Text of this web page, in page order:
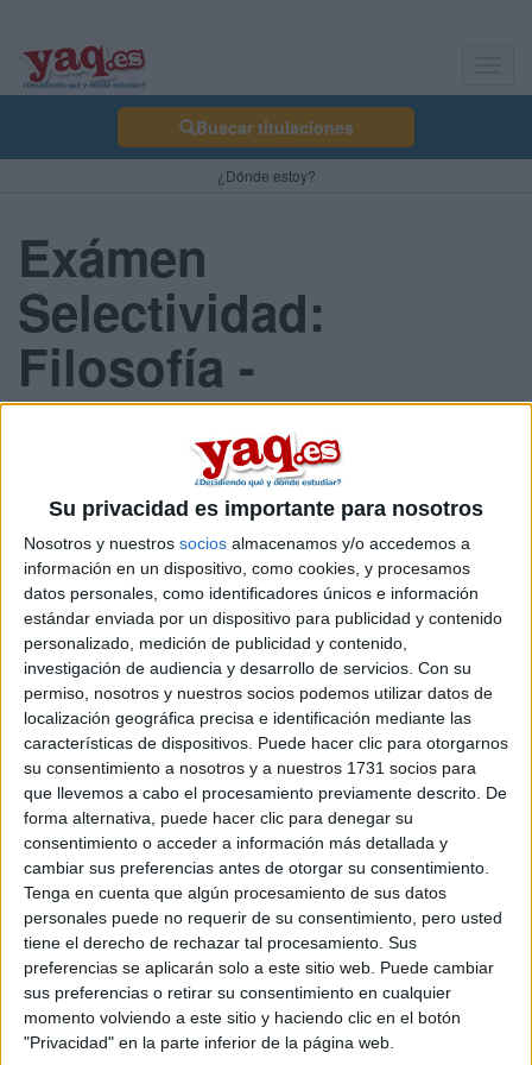
Su privacidad es importante para nosotros
Nosotros y nuestros socios almacenamos y/o accedemos a
información en un dispositivo, como cookies, y procesamos
datos personales, como identificadores únicos e información
estándar enviada por un dispositivo para publicidad y contenido
personalizado, medición de publicidad y contenido,
investigación de audiencia y desarrollo de servicios. Con su
permiso, nosotros y nuestros socios podemos utilizar datos de
localización geográfica precisa e identificación mediante las
características de dispositivos. Puede hacer clic para otorgarnos
su consentimiento a nosotros y a nuestros 1731 socios para
que llevemos a cabo el procesamiento previamente descrito. De
forma alternativa, puede hacer clic para denegar su
consentimiento o acceder a información más detallada y
cambiar sus preferencias antes de otorgar su consentimiento.
Tenga en cuenta que algún procesamiento de sus datos
personales puede no requerir de su consentimiento, pero usted
tiene el derecho de rechazar tal procesamiento. Sus
preferencias se aplicarán solo a este sitio web. Puede cambiar
sus preferencias o retirar su consentimiento en cualquier
momento volviendo a este sitio y haciendo clic en el botón
"Privacidad" en la parte inferior de la página web.
Buscar titulaciones
¿Dónde estoy?
Exámen
Selectividad:
Filosofía -
Comunidad
Valenciana 2013
Julio
Comunidad:
Valencia
Año del examen:
2013
Mes de examen:
Julio
Asignatura:
Filosofía
Fichero Examen:
ex-men-selectividad-filosof-comunidad-valenciana-2013-
julio.pdf